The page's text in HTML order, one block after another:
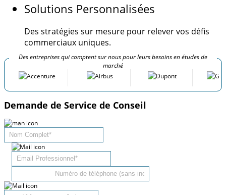
Solutions Personnalisées
Des stratégies sur mesure pour relever vos défis
commerciaux uniques.
Des entreprises qui comptent sur nous pour leurs besoins en études de
marché
Demande de Service de Conseil